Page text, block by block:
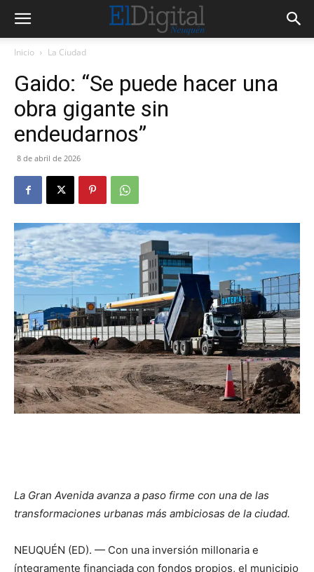
Inicio La Ciudad
Gaido: “Se puede hacer una
obra gigante sin
endeudarnos”
8 de abril de 2026
La Gran Avenida avanza a paso firme con una de las
transformaciones urbanas más ambiciosas de la ciudad.
NEUQUÉN (ED). — Con una inversión millonaria e
íntegramente financiada con fondos propios, el municipio